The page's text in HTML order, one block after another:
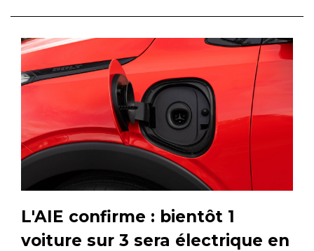
L'AIE confirme : bientôt 1
voiture sur 3 sera électrique en